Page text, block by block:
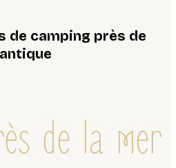
de camping près de
de la mer